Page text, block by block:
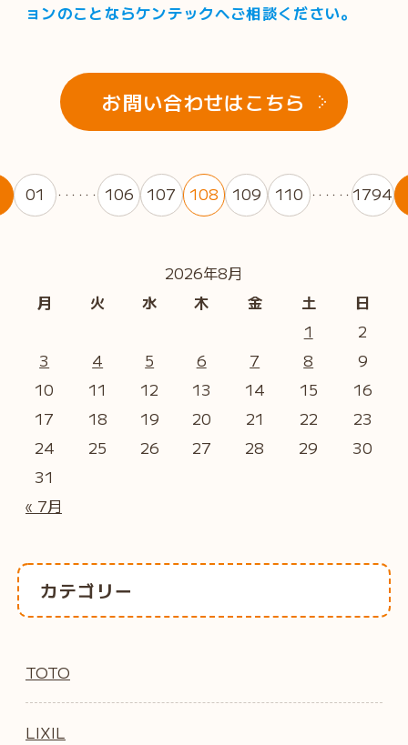
ョンのことならケンテックへご相談ください。
お問い合わせはこちら
01 ・・・・・・ 106 107 108 109 110 ・・・・・・ 1794
2026年8月
月
火 水 木 金 土 日
« 7月
1
2
3
4 5 6 7 8
9
10
11 12 13 14 15
16
17
18 19 20 21 22
23
24
25 26 27 28 29
30
31
カテゴリー
TOTO
LIXIL